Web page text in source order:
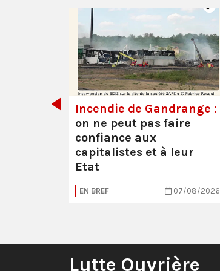
Incendie de Gandrange :
on ne peut pas faire
confiance aux
capitalistes et à leur
Etat
EN BREF 07/08/2026
Lutte Ouvrière